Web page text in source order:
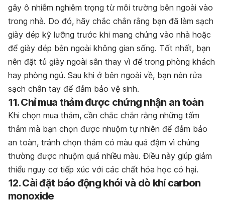
gây ô nhiễm nghiêm trọng từ môi trường bên ngoài vào
trong nhà. Do đó, hãy chắc chắn rằng bạn đã làm sạch
giày dép kỹ lưỡng trước khi mang chúng vào nhà hoặc
để giày dép bên ngoài không gian sống. Tốt nhất, bạn
nên đặt tủ giày ngoài sân thay vì để trong phòng khách
hay phòng ngủ. Sau khi ở bên ngoài về, bạn nên rửa
sạch chân tay để đảm bảo vệ sinh.
11. Chỉ mua thảm được chứng nhận an toàn
Khi chọn mua thảm, cần chắc chắn rằng những tấm
thảm mà bạn chọn được nhuộm tự nhiên để đảm bảo
an toàn, tránh chọn thảm có màu quá đậm vì chúng
thường được nhuộm quá nhiều màu. Điều này giúp giảm
thiểu nguy cơ tiếp xúc với các chất hóa học có hại.
12. Cài đặt báo động khói và dò khí carbon
monoxide